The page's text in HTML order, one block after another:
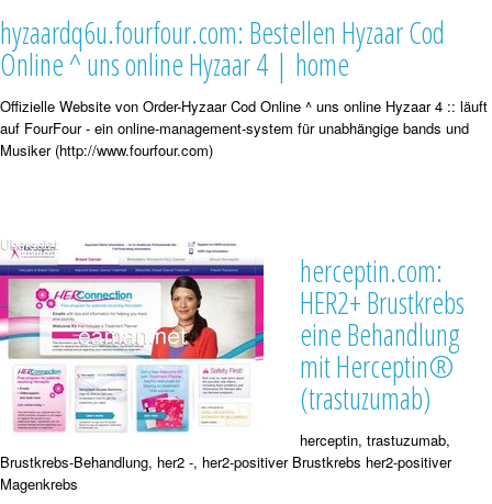
hyzaardq6u.fourfour.com: Bestellen Hyzaar Cod
Online ^ uns online Hyzaar 4 | home
Offizielle Website von Order-Hyzaar Cod Online ^ uns online Hyzaar 4 :: läuft
auf FourFour - ein online-management-system für unabhängige bands und
Musiker (http://www.fourfour.com)
herceptin.com:
HER2+ Brustkrebs
eine Behandlung
mit Herceptin®
(trastuzumab)
herceptin, trastuzumab,
Brustkrebs-Behandlung, her2 -, her2-positiver Brustkrebs her2-positiver
Magenkrebs